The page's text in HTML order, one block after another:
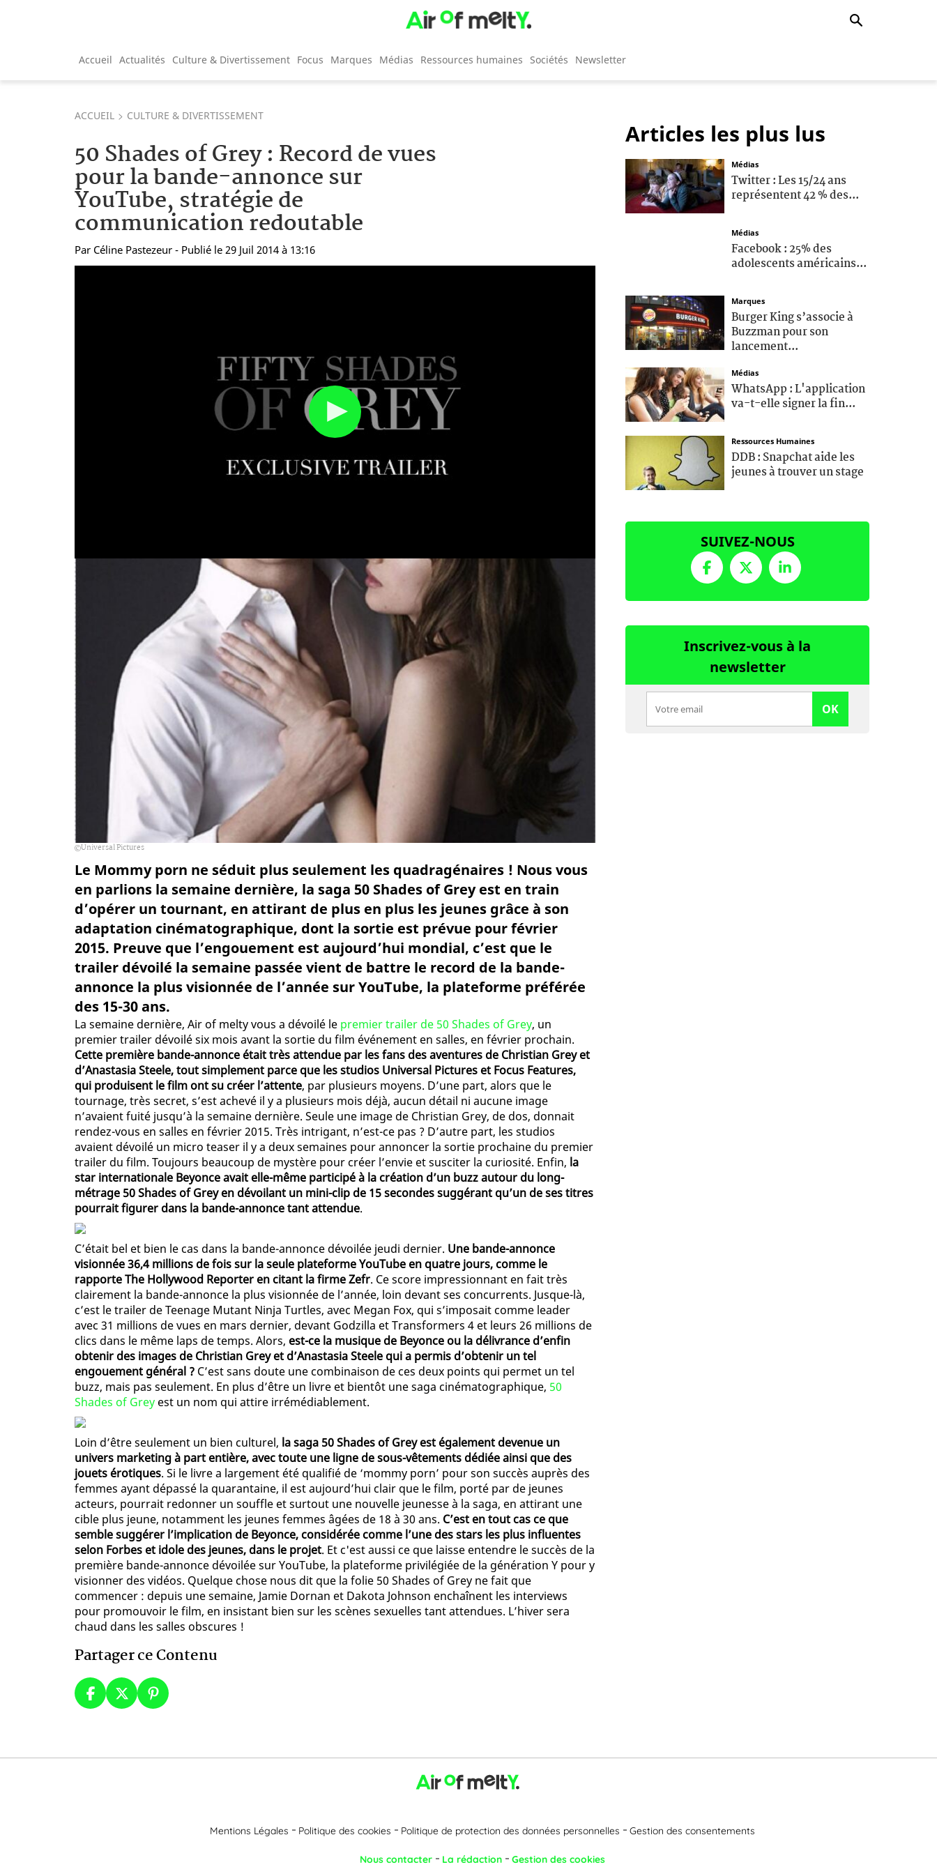
Accueil Actualités Culture & Divertissement Focus Marques Médias Ressources humaines Sociétés Newsletter
ACCUEIL CULTURE & DIVERTISSEMENT
50 Shades of Grey : Record de vues
pour la bande-annonce sur
YouTube, stratégie de
communication redoutable
Par Céline Pastezeur - Publié le 29 Juil 2014 à 13:16
Universal Pictures
Le Mommy porn ne séduit plus seulement les quadragénaires ! Nous vous
en parlions la semaine dernière, la saga 50 Shades of Grey est en train
d’opérer un tournant, en attirant de plus en plus les jeunes grâce à son
adaptation cinématographique, dont la sortie est prévue pour février
2015. Preuve que l’engouement est aujourd’hui mondial, c’est que le
trailer dévoilé la semaine passée vient de battre le record de la bande-
annonce la plus visionnée de l’année sur YouTube, la plateforme préférée
des 15-30 ans.
La semaine dernière, Air of melty vous a dévoilé le premier trailer de 50 Shades of Grey, un
premier trailer dévoilé six mois avant la sortie du film événement en salles, en février prochain.
Cette première bande-annonce était très attendue par les fans des aventures de Christian Grey et
d’Anastasia Steele, tout simplement parce que les studios Universal Pictures et Focus Features,
qui produisent le film ont su créer l’attente, par plusieurs moyens. D’une part, alors que le
tournage, très secret, s’est achevé il y a plusieurs mois déjà, aucun détail ni aucune image
n’avaient fuité jusqu’à la semaine dernière. Seule une image de Christian Grey, de dos, donnait
rendez-vous en salles en février 2015. Très intrigant, n’est-ce pas ? D’autre part, les studios
avaient dévoilé un micro teaser il y a deux semaines pour annoncer la sortie prochaine du premier
trailer du film. Toujours beaucoup de mystère pour créer l’envie et susciter la curiosité. Enfin, la
star internationale Beyonce avait elle-même participé à la création d’un buzz autour du long-
métrage 50 Shades of Grey en dévoilant un mini-clip de 15 secondes suggérant qu’un de ses titres
pourrait figurer dans la bande-annonce tant attendue.
C’était bel et bien le cas dans la bande-annonce dévoilée jeudi dernier. Une bande-annonce
visionnée 36,4 millions de fois sur la seule plateforme YouTube en quatre jours, comme le
rapporte The Hollywood Reporter en citant la firme Zefr. Ce score impressionnant en fait très
clairement la bande-annonce la plus visionnée de l’année, loin devant ses concurrents. Jusque-là,
c’est le trailer de Teenage Mutant Ninja Turtles, avec Megan Fox, qui s’imposait comme leader
avec 31 millions de vues en mars dernier, devant Godzilla et Transformers 4 et leurs 26 millions de
clics dans le même laps de temps. Alors, est-ce la musique de Beyonce ou la délivrance d’enfin
obtenir des images de Christian Grey et d’Anastasia Steele qui a permis d’obtenir un tel
engouement général ? C’est sans doute une combinaison de ces deux points qui permet un tel
buzz, mais pas seulement. En plus d’être un livre et bientôt une saga cinématographique, 50
Shades of Grey est un nom qui attire irrémédiablement.
Loin d’être seulement un bien culturel, la saga 50 Shades of Grey est également devenue un
univers marketing à part entière, avec toute une ligne de sous-vêtements dédiée ainsi que des
jouets érotiques. Si le livre a largement été qualifié de ‘mommy porn’ pour son succès auprès des
femmes ayant dépassé la quarantaine, il est aujourd’hui clair que le film, porté par de jeunes
acteurs, pourrait redonner un souffle et surtout une nouvelle jeunesse à la saga, en attirant une
cible plus jeune, notamment les jeunes femmes âgées de 18 à 30 ans. C’est en tout cas ce que
semble suggérer l’implication de Beyonce, considérée comme l’une des stars les plus influentes
selon Forbes et idole des jeunes, dans le projet. Et c'est aussi ce que laisse entendre le succès de la
première bande-annonce dévoilée sur YouTube, la plateforme privilégiée de la génération Y pour y
visionner des vidéos. Quelque chose nous dit que la folie 50 Shades of Grey ne fait que
commencer : depuis une semaine, Jamie Dornan et Dakota Johnson enchaînent les interviews
pour promouvoir le film, en insistant bien sur les scènes sexuelles tant attendues. L’hiver sera
chaud dans les salles obscures !
Partager ce Contenu
Articles les plus lus
Médias
Twitter : Les 15/24 ans
représentent 42 % des...
Médias
Facebook : 25% des
adolescents américains...
Marques
Burger King s’associe à
Buzzman pour son
lancement...
Médias
WhatsApp : L'application
va-t-elle signer la fin...
Ressources Humaines
DDB : Snapchat aide les
jeunes à trouver un stage
SUIVEZ-NOUS
Inscrivez-vous à la
newsletter
OK
Mentions Légales Politique des cookies Politique de protection des données personnelles Gestion des consentements
Nous contacter La rédaction Gestion des cookies